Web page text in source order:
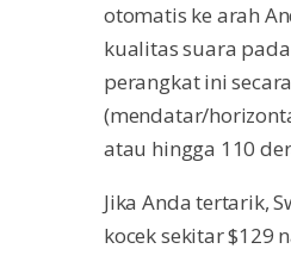
otomatis ke arah
kualitas suara
perangkat ini
(mendatar/
atau hingga 110
Jika Anda tertarik,
kocek sekitar $129